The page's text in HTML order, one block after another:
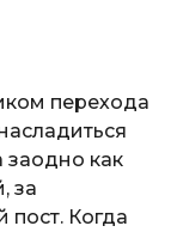
перехода
заодно как
за
пост. Когда